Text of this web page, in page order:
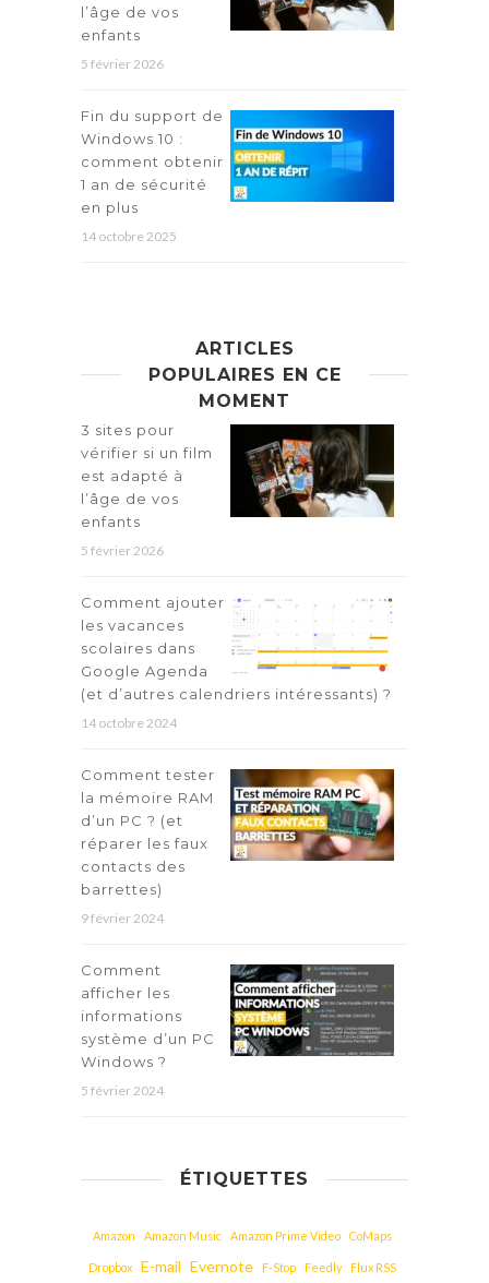
l’âge de vos
enfants
5 février 2026
Fin du support de
Windows 10 :
comment obtenir
1 an de sécurité
en plus
14 octobre 2025
ARTICLES
POPULAIRES EN CE
MOMENT
3 sites pour
vérifier si un film
est adapté à
l’âge de vos
enfants
5 février 2026
Comment ajouter
les vacances
scolaires dans
Google Agenda
(et d’autres calendriers intéressants) ?
14 octobre 2024
Comment tester
la mémoire RAM
d’un PC ? (et
réparer les faux
contacts des
barrettes)
9 février 2024
Comment
afficher les
informations
système d’un PC
Windows ?
5 février 2024
ÉTIQUETTES
Amazon Amazon Music Amazon Prime Video CoMaps
Dropbox E-mail Evernote F-Stop Feedly Flux RSS